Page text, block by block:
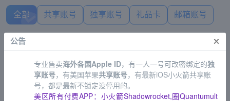
全部 共享账号 独享账号 礼品卡 邮箱账号
台湾Apple ID共享，不能下载小火箭shadowrocket
3.60
公告 ×
专业售卖海外各国Apple ID，有一人一号可改密绑定的独
享账号，有美国苹果共享账号，有最新iOS小火箭共享账
号，都是最新不锁定没停用的。
美区所有付费APP：小火箭Shadowrocket,圈Quantumult